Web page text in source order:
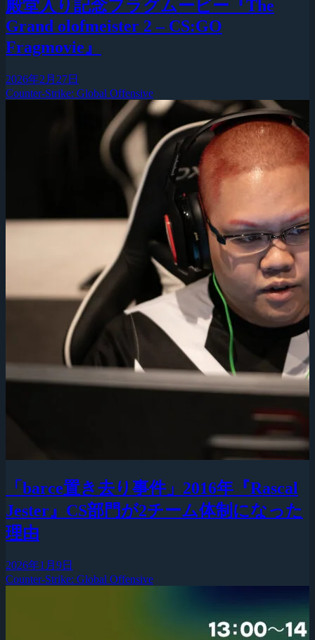
殿堂入り記念フラグムービー『The
Grand olofmeister 2 – CS:GO
Fragmovie』
2026年2月27日
Counter-Strike: Global Offensive
「barce置き去り事件」2016年『Rascal
Jester』CS部門が2チーム体制になった
理由
2026年1月9日
Counter-Strike: Global Offensive